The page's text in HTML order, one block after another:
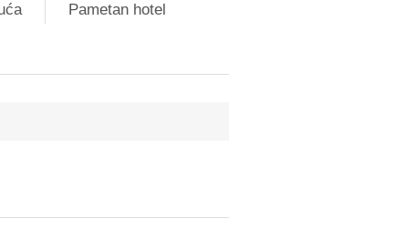
Pametan hotel